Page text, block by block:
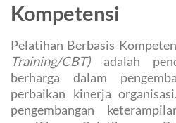
Kompetensi
Pelatihan Berbasis
Training/CBT) adalah
berharga dalam
perbaikan kinerja
pengembangan